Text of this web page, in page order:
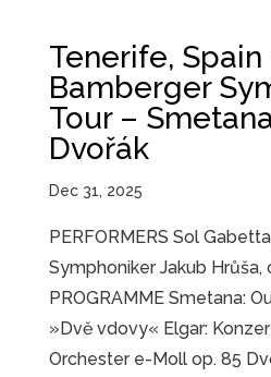
Tenerife, Spain
Bamberger
Tour –
Dvořák
Dec 31, 2025
PERFORMERS Sol
Symphoniker Jakub
PROGRAMME Smetana:
»Dvě vdovy« Elgar:
Orchester e-Moll op. 85